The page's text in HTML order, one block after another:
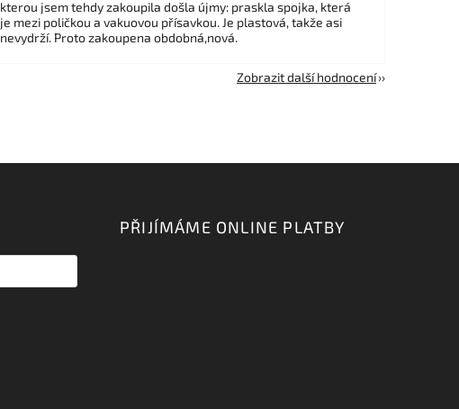
kterou jsem tehdy zakoupila došla újmy: praskla spojka, která
je mezi poličkou a vakuovou přísavkou. Je plastová, takže asi
nevydrží. Proto zakoupena obdobná,nová.
Zobrazit další hodnocení
PŘIJÍMÁME ONLINE PLATBY